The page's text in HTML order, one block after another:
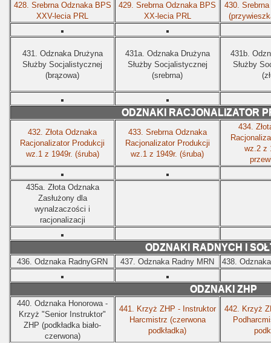
428. Srebrna Odznaka BPS
XXV-lecia PRL
429. Srebrna Odznaka BPS
XX-lecia PRL
430.
431. Odznaka Drużyna
Służby Socjalistycznej
(brązowa)
431a. Odznaka Drużyna
Służby Socjalistycznej
(srebrna)
431b.
Służby
ODZNAKI RACJONALIZATOR
432. Złota Odznaka
Racjonalizator Produkcji
wz.1 z 1949r. (śruba)
433. Srebrna Odznaka
Racjonalizator Produkcji
wz.1 z 1949r. (śruba)
434.
wz.2 z
435a. Złota Odznaka
Zasłużony dla
wynalzaczości i
racjonalizacji
ODZNAKI RADNYCH I
436. Odznaka RadnyGRN 437. Odznaka Radny MRN 438.
ODZNAKI ZHP
440. Odznaka Honorowa -
Krzyż "Senior Instruktor"
ZHP (podkładka biało-
czerwona)
441. Krzyż ZHP - Instruktor
Harcmistrz (czerwona
podkładka)
442. Krzyż